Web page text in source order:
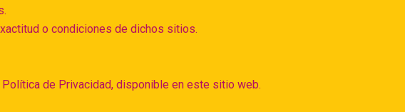
o condiciones de dichos sitios.
de Privacidad, disponible en este sitio web.